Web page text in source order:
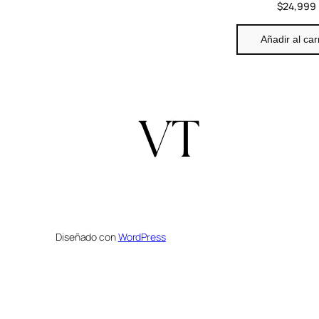
$24,999
Añadir al
Diseñado conWordPress